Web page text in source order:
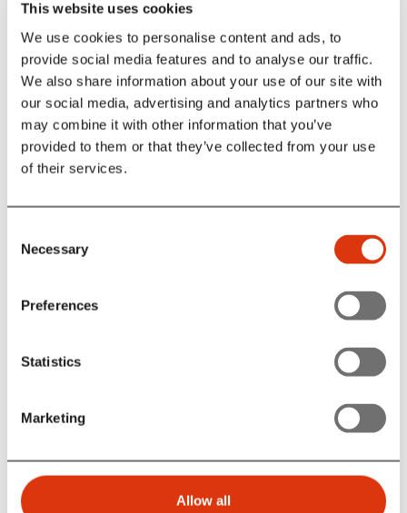
This website uses cookies
We use cookies to personalise content and ads, to
provide social media features and to analyse our traffic.
We also share information about your use of our site with
our social media, advertising and analytics partners who
may combine it with other information that you’ve
provided to them or that they’ve collected from your use
of their services.
Selection
Necessary
Preferences
Statistics
Marketing
Allow all
bliver en WOD, der byder på styrke, cardio og
funktionelle øvelser. Det foregår uden- og indendørs og
alle kan være med.
Også om torsdagen er vores træning skalérbar, hvilket vil
sige: hybridtræning, funktionel styrketræning og cardio -
altsammenmed udgangspunkt i den enkeltes niveau.
Lørdags workout (WOD) kl. 10.00-11.00 i Porten
Om lørdagen byder vi på træning bag murene. Det bliver
en WOD, der byder på styrke, cardio og funktionelle
med.
sige: hybridtræning, funktionel styrketræning og cardio -
altsammen med udgangspunkt i den enkeltes niveau.
træningsfællesskab på Vestegnen, med medlemmer fra
hele landet.